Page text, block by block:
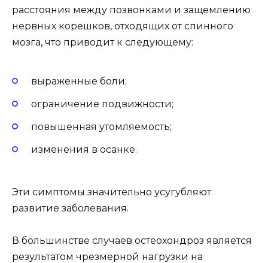
расстояния между позвонками и защемлению
нервных корешков, отходящих от спинного
мозга, что приводит к следующему:
выраженные боли;
ограничение подвижности;
повышенная утомляемость;
изменения в осанке.
Эти симптомы значительно усугубляют
развитие заболевания.
В большинстве случаев остеохондроз является
результатом чрезмерной нагрузки на